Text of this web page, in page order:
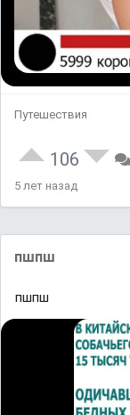
Путешествия
106
5 лет назад
пшпш
пшпш